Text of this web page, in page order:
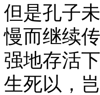
但是孔子
慢而继续
强地存活
生死以，